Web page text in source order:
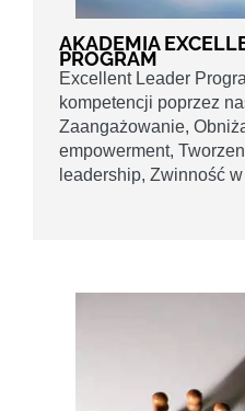
AKADEMIA
PROGRAM
Excellent Leader
kompetencji poprzez
Zaangażowanie,
empowerment,
leadership, Zwinność